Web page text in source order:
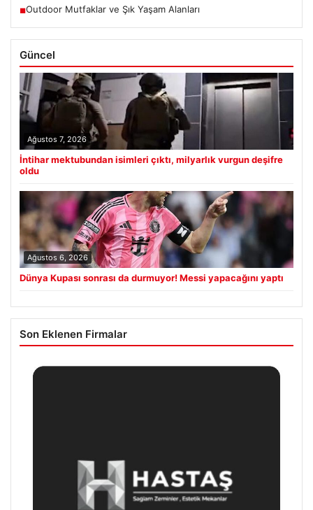
■Outdoor Mutfaklar ve Şık Yaşam Alanları
Güncel
Ağustos 7, 2026
İntihar mektubundan isimleri çıktı, milyarlık vurgun deşifre
oldu
Ağustos 6, 2026
Dünya Kupası sonrası da durmuyor! Messi yapacağını yaptı
Son Eklenen Firmalar